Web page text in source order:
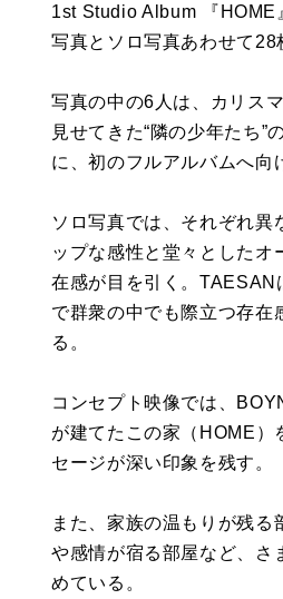
1st Studio Album 『HOME
写真とソロ写真あわせて28
写真の中の6人は、カリス
見せてきた“隣の少年たち
に、初のフルアルバムへ向
ソロ写真では、それぞれ
ップな感性と堂々とした
在感が目を引く。
で群衆の中でも際立つ存在
る。
コンセプト映像では、
が建てたこの家（HOME）
セージが深い印象を残す。
また、家族の温もりが残
や感情が宿る部屋など、さ
めている。